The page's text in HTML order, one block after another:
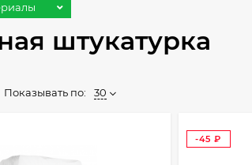
штукатурка
Показывать по: 30
-45